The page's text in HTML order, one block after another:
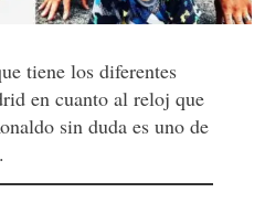
tiene los diferentes
en cuanto al reloj que
sin duda es uno de